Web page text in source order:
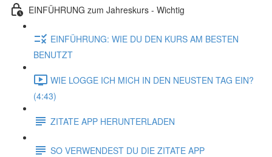
EINFÜHRUNG zum Jahreskurs - Wichtig
EINFÜHRUNG: WIE DU DEN KURS AM BESTEN
BENUTZT
WIE LOGGE ICH MICH IN DEN NEUSTEN TAG EIN?
(4:43)
ZITATE APP HERUNTERLADEN
SO VERWENDEST DU DIE ZITATE APP